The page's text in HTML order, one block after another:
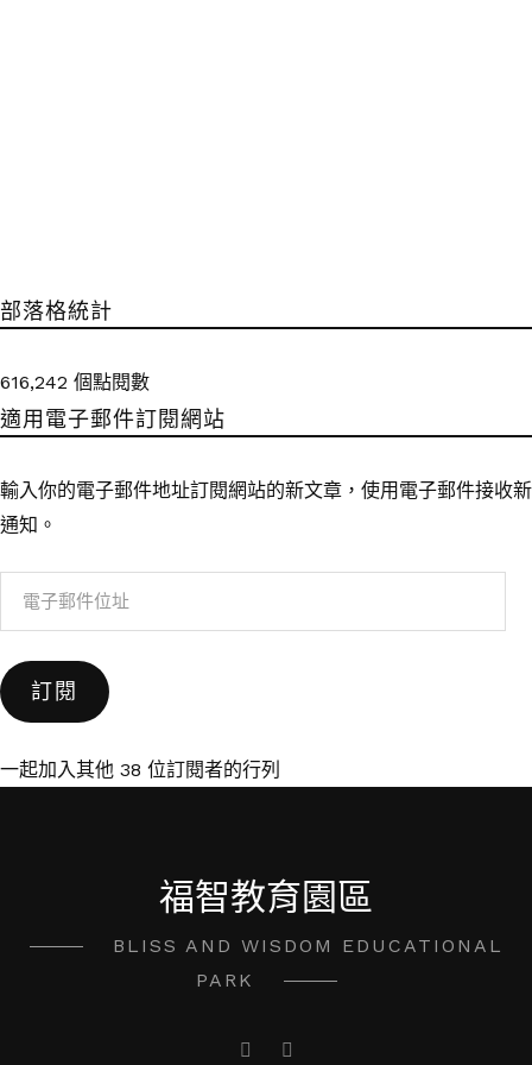
部落格統計
616,242 個點閱數
適用電子郵件訂閱網站
輸入你的電子郵件地址訂閱網站的新文章，使用電子郵件接收新
通知。
件
位
訂閱
一起加入其他 38 位訂閱者的行列
福智教育園區
BLISS AND WISDOM EDUCATIONAL
PARK